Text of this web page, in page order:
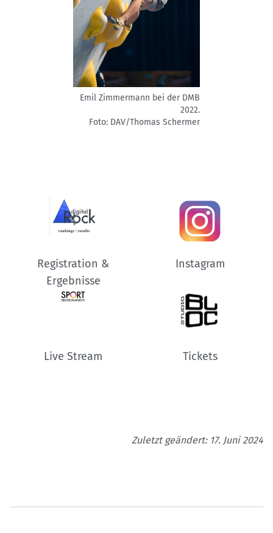
Emil Zimmermann bei der DMB
2022.
Foto: DAV/Thomas Schermer
Registration &
Ergebnisse
Instagram
Live Stream Tickets
Zuletzt geändert: 17. Juni 2024